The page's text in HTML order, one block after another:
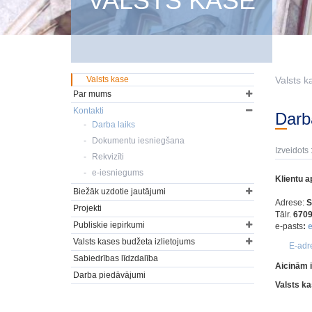
Valsts
Klientu
Adrese:
Tālr.
e-pasts:
E-
Aicinām
Valsts
Valsts kase
Par mums
Kontakti
Darba laiks
Dokumentu iesniegšana
Rekvizīti
e-iesniegums
Biežāk uzdotie jautājumi
Projekti
Publiskie iepirkumi
Valsts kases budžeta izlietojums
Sabiedrības līdzdalība
Darba piedāvājumi